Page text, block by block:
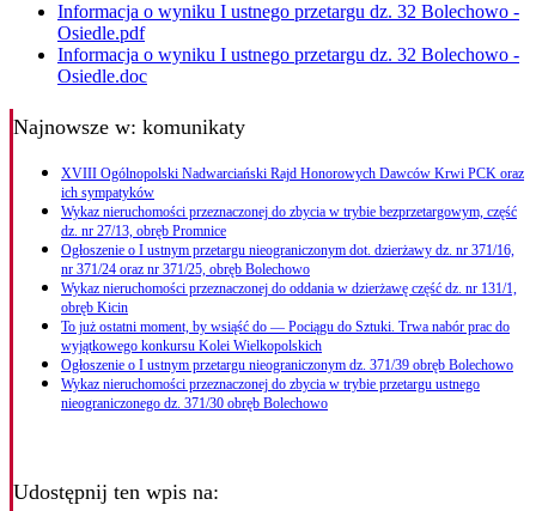
Informacja o wyniku I ustnego przetargu dz. 32 Bolechowo -
Osiedle.pdf
Informacja o wyniku I ustnego przetargu dz. 32 Bolechowo -
Osiedle.doc
Najnowsze w: komunikaty
XVIII Ogólnopolski Nadwarciański Rajd Honorowych Dawców Krwi PCK oraz
ich sympatyków
Wykaz nieruchomości przeznaczonej do zbycia w trybie bezprzetargowym, część
dz. nr 27/13, obręb Promnice
Ogłoszenie o I ustnym przetargu nieograniczonym dot. dzierżawy dz. nr 371/16,
nr 371/24 oraz nr 371/25, obręb Bolechowo
Wykaz nieruchomości przeznaczonej do oddania w dzierżawę część dz. nr 131/1,
obręb Kicin
To już ostatni moment, by wsiąść do — Pociągu do Sztuki. Trwa nabór prac do
wyjątkowego konkursu Kolei Wielkopolskich
Ogłoszenie o I ustnym przetargu nieograniczonym dz. 371/39 obręb Bolechowo
Wykaz nieruchomości przeznaczonej do zbycia w trybie przetargu ustnego
nieograniczonego dz. 371/30 obręb Bolechowo
Udostępnij ten wpis na: